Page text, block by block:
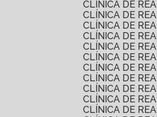
CLÍNICA DE
CLÍNICA DE
CLÍNICA DE
CLÍNICA DE
CLÍNICA DE
CLÍNICA DE
CLÍNICA DE
CLÍNICA DE
CLÍNICA DE
CLÍNICA DE
CLÍNICA DE